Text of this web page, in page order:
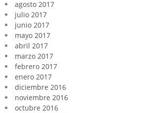
agosto 2017
julio 2017
junio 2017
mayo 2017
abril 2017
marzo 2017
febrero 2017
enero 2017
diciembre 2016
noviembre 2016
octubre 2016